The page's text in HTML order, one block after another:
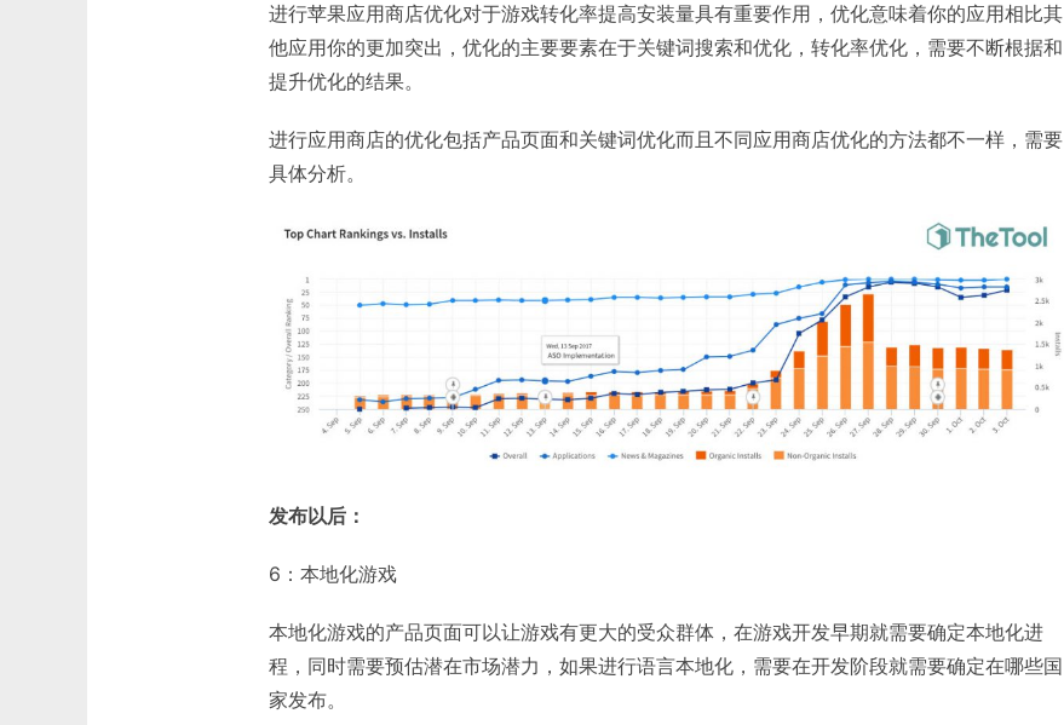
进行苹果应用商店优化对于游戏转化率提高安装量具有重要作用，优化意味着你的应用相比其
他应用你的更加突出，优化的主要要素在于关键词搜索和优化，转化率优化，需要不断根据和
提升优化的结果。
进行应用商店的优化包括产品页面和关键词优化而且不同应用商店优化的方法都不一样，需要
具体分析。
发布以后：
6：本地化游戏
本地化游戏的产品页面可以让游戏有更大的受众群体，在游戏开发早期就需要确定本地化进
程，同时需要预估潜在市场潜力，如果进行语言本地化，需要在开发阶段就需要确定在哪些国
家发布。